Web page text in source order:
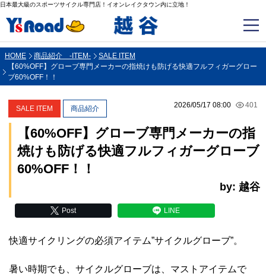
日本最大級のスポーツサイクル専門店！イオンレイクタウン内に立地！
HOME 商品紹介 -ITEM-
SALE ITEM
【60%OFF】グローブ専門メーカーの指焼けも防げる快適フルフィガーグロー
ブ60%OFF！！
2026/05/17 08:00 401
SALE ITEM 商品紹介
【60%OFF】グローブ専門メーカーの指
焼けも防げる快適フルフィガーグローブ
60%OFF！！
by: 越谷
Post LINE
快適サイクリングの必須アイテム”サイクルグローブ”。
暑い時期でも、サイクルグローブは、マストアイテムで